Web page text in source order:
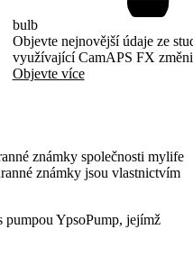
bulb
Objevte nejnovější údaje ze
využívající CamAPS FX
Objevte více
známky společnosti mylife
známky jsou vlastnictvím
YpsoPump, jejímž